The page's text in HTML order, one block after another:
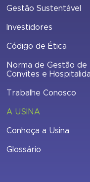
Gestão Sustentável
Investidores
Código de Ética
Norma de Gestão de
Convites e
Trabalhe Conosco
A USINA
Conheça a Usina
Glossário